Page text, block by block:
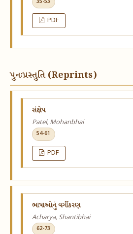
35-53
PDF
પુનઃપ્રસ્તુતિ (Reprints)
સંક્ષેપ
Patel, Mohanbhai
54-61
PDF
ભાષાઓનું વર્ગીકરણ
Acharya, Shantibhai
62-73